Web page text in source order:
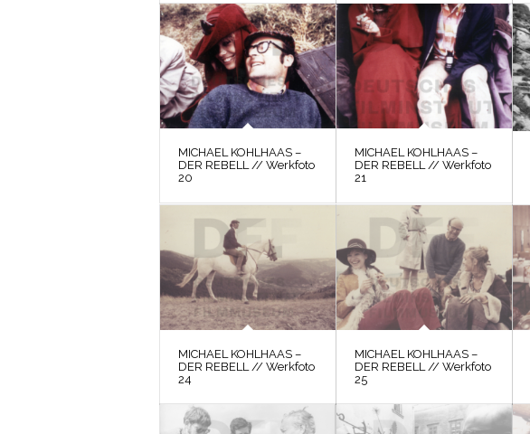
MICHAEL KOHLHAAS –
DER REBELL // Werkfoto
20
MICHAEL KOHLHAAS –
DER REBELL // Werkfoto
21
MICHAEL KOHLHAAS –
DER REBELL // Werkfoto
24
MICHAEL KOHLHAAS –
DER REBELL // Werkfoto
25